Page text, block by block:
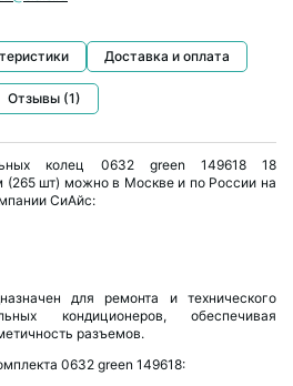
Доставка и оплата
Отзывы (1)
колец 0632 green 149618 18
(265 шт) можно в Москве и по России на
СиАйс:
для ремонта и технического
кондиционеров, обеспечивая
разъемов.
0632 green 149618: